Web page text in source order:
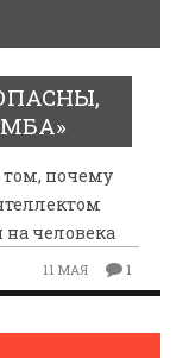
почему
человека
11 МАЯ 1